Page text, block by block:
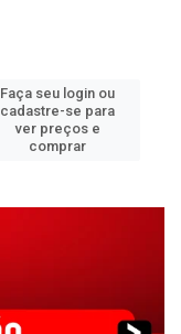
Faça seu login ou
cadastre-se para
ver preços e
comprar